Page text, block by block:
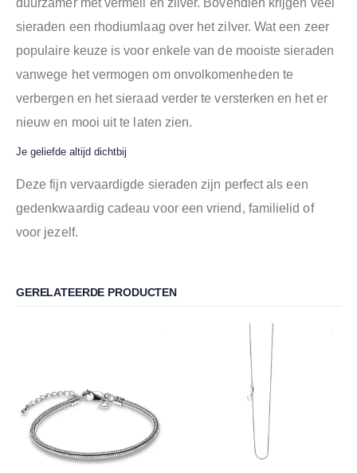
duurzamer met vermeil en zilver. Bovendien krijgen veel
sieraden een rhodiumlaag over het zilver. Wat een zeer
populaire keuze is voor enkele van de mooiste sieraden
vanwege het vermogen om onvolkomenheden te
verbergen en het sieraad verder te versterken en het er
nieuw en mooi uit te laten zien.
Je geliefde altijd dichtbij
Deze fijn vervaardigde sieraden zijn perfect als een
gedenkwaardig cadeau voor een vriend, familielid of
voor jezelf.
GERELATEERDE PRODUCTEN